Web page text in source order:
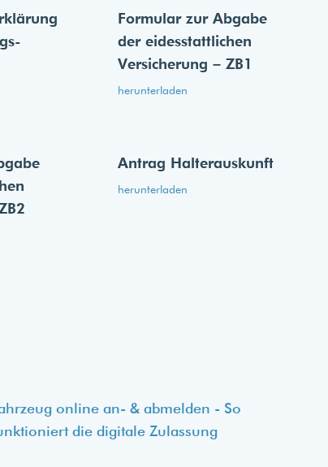
Formular zur Abgabe
der eides­stattlichen
Versicherung – ZB1
herunterladen
Antrag Halterauskunft
herunterladen
online an- & abmelden - So
die digitale Zulassung